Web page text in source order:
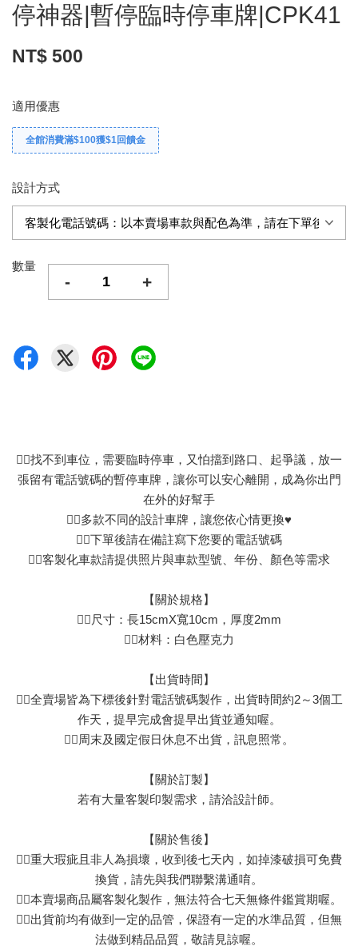
停神器|暫停臨時停車牌|CPK41
NT$ 500
適用優惠
全館消費滿$100獲$1回饋金
設計方式
數量
- +
👉🏻找不到車位，需要臨時停車，又怕擋到路口、起爭議，放一
張留有電話號碼的暫停車牌，讓你可以安心離開，成為你出門
在外的好幫手
👉🏻多款不同的設計車牌，讓您依心情更換♥
👉🏻下單後請在備註寫下您要的電話號碼
👉🏻客製化車款請提供照片與車款型號、年份、顏色等需求
【關於規格】
👉🏻尺寸：長15cmX寬10cm，厚度2mm
👉🏻材料：白色壓克力
【出貨時間】
👉🏻全賣場皆為下標後針對電話號碼製作，出貨時間約2～3個工
作天，提早完成會提早出貨並通知喔。
👉🏻周末及國定假日休息不出貨，訊息照常。
【關於訂製】
若有大量客製印製需求，請洽設計師。
【關於售後】
👉🏻重大瑕疵且非人為損壞，收到後七天內，如掉漆破損可免費
換貨，請先與我們聯繫溝通唷。
👉🏻本賣場商品屬客製化製作，無法符合七天無條件鑑賞期喔。
👉🏻出貨前均有做到一定的品管，保證有一定的水準品質，但無
法做到精品品質，敬請見諒喔。